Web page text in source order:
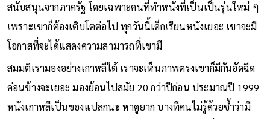
สนับสนุนจากภาครัฐ โดยเฉพาะคนที่ทําหนังที่เป็นเป็นรุ่นใหม่ ๆ
เพราะเขาก็ต้องเติบโตต่อไป ทุกวันนี้เด็กเรียนหนังเยอะ เขาจะมี
โอกาสที่จะได้แสดงความสามารถที่เขามี
สมมติเรามองอย่างเกาหลีใต้ เราจะเห็นภาพตรงเขาก็มีกันอัดฉีด
ค่อนข้างจะเยอะ มองย้อนไปสมัย 20 กว่าปีก่อน ประมาณปี 1999
หนังเกาหลีเป็นของแปลกนะ หาดูยาก บางทีคนไม่รู้ด้วยซ้ําว่ามี